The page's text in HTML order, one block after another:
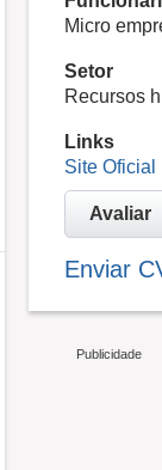
Micro
Setor
Recursos
Links
Site Oficial
Avaliar
Enviar